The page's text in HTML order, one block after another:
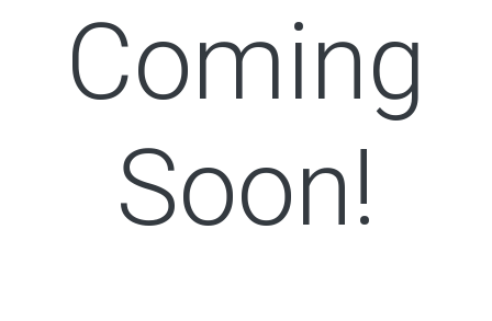
Coming
Soon!